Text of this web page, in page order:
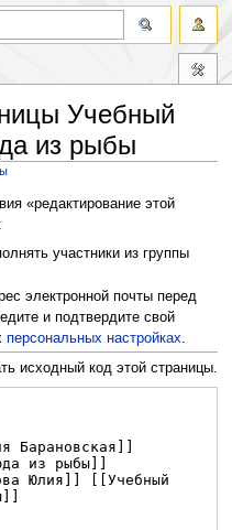
Учебный
из рыбы
«редактирование этой
участники из группы
электронной почты перед
и подтвердите свой
персональных настройках
исходный код этой страницы.